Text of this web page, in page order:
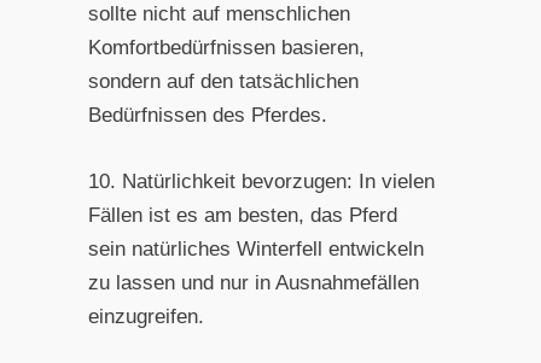
sollte nicht auf menschlichen
Komfortbedürfnissen basieren,
sondern auf den tatsächlichen
Bedürfnissen des Pferdes.
10. Natürlichkeit bevorzugen: In vielen
Fällen ist es am besten, das Pferd
sein natürliches Winterfell entwickeln
zu lassen und nur in Ausnahmefällen
einzugreifen.